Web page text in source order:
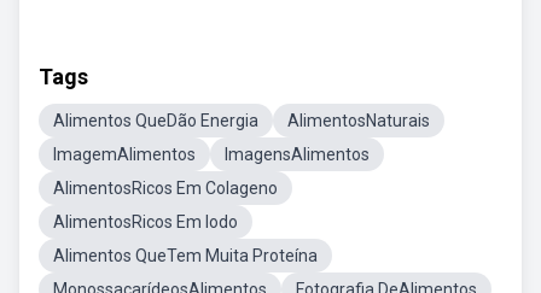
Tags
Alimentos QueDão Energia
AlimentosNaturais
ImagemAlimentos
ImagensAlimentos
AlimentosRicos Em Colageno
AlimentosRicos Em Iodo
Alimentos QueTem Muita Proteína